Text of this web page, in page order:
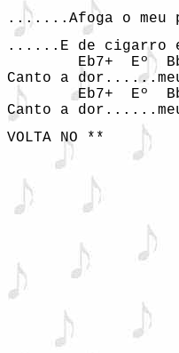
.......Afoga o meu
......E de cigarro
Eb7+  Eº
Canto a
Eb7+  Eº
Canto a
VOLTA NO **